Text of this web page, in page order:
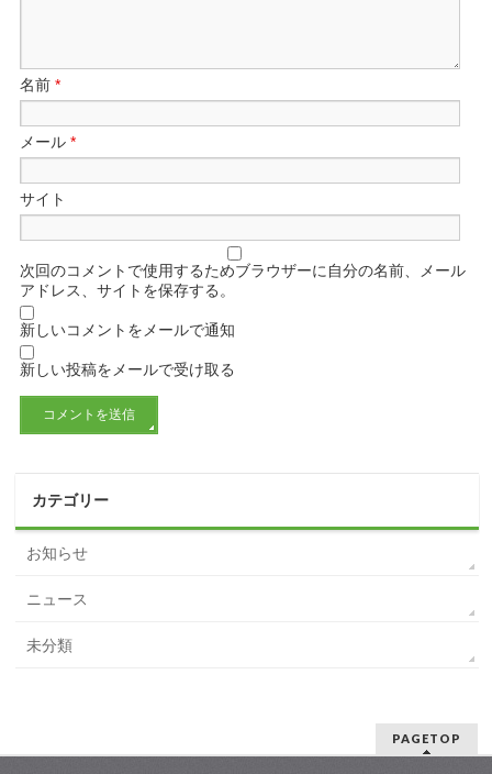
名前*
メール*
サイト
次回のコメントで使用するためブラウザーに自分の名前、メール
アドレス、サイトを保存する。
新しいコメントをメールで通知
新しい投稿をメールで受け取る
カテゴリー
お知らせ
ニュース
未分類
PAGETOP